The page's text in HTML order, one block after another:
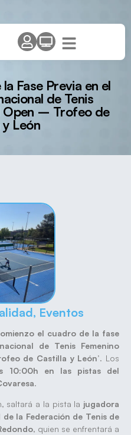
Fase Previa en el
de Tenis
Open – Trofeo de
León
, Eventos
el cuadro de la fase
de Tenis Femenino
de Castilla y León’. Los
10:00h en las pistas del
.
saltará a la pista la jugadora
la Federación de Tenis de
, quien se enfrentará a